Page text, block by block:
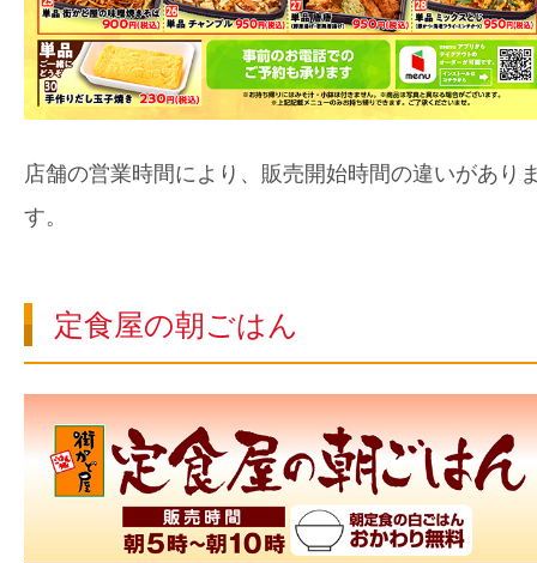
店舗の営業時間により、販売開始時間の違いがあり
す。
定食屋の朝ごはん